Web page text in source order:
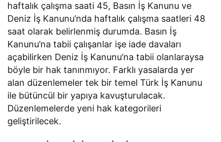
haftalık çalışma saati 45, Basın İş Kanunu ve
Deniz İş Kanunu’nda haftalık çalışma saatleri 48
saat olarak belirlenmiş durumda. Basın İş
Kanunu’na tabii çalışanlar işe iade davaları
açabilirken Deniz İş Kanunu’na tabii olanlaraysa
böyle bir hak tanınmıyor. Farklı yasalarda yer
alan düzenlemeler tek bir temel Türk İş Kanunu
ile bütüncül bir yapıya kavuşturulacak.
Düzenlemelerde yeni hak kategorileri
geliştirilecek.